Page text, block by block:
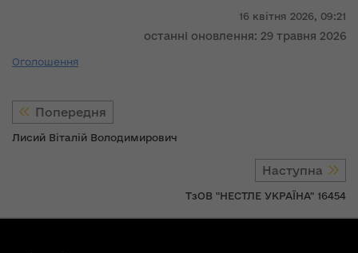
16 квітня 2026, 09:21
останні оновлення: 29 травня 2026
Оголошення
Попередня
Лисий Віталій Володимирович
Наступна
ТзОВ "НЕСТЛЕ УКРАЇНА" 16454